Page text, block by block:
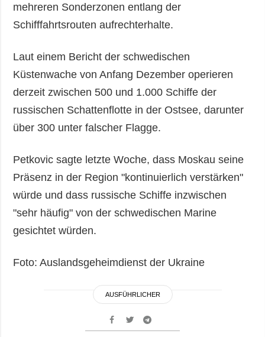
mehreren Sonderzonen entlang der
Schifffahrtsrouten aufrechterhalte.
Laut einem Bericht der schwedischen
Küstenwache von Anfang Dezember operieren
derzeit zwischen 500 und 1.000 Schiffe der
russischen Schattenflotte in der Ostsee, darunter
über 300 unter falscher Flagge.
Petkovic sagte letzte Woche, dass Moskau seine
Präsenz in der Region "kontinuierlich verstärken"
würde und dass russische Schiffe inzwischen
"sehr häufig" von der schwedischen Marine
gesichtet würden.
Foto: Auslandsgeheimdienst der Ukraine
AUSFÜHRLICHER